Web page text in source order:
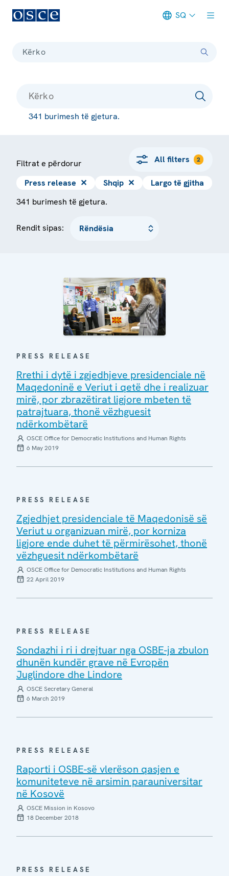
SQ
Kërko
341 burimesh të gjetura.
Filtrat e përdorur All filters 2
Press release ✕ Shqip ✕
Largo të gjitha
341 burimesh të gjetura.
Rendit sipas:
PRESS RELEASE
Rrethi i dytë i zgjedhjeve presidenciale në
Maqedoninë e Veriut i qetë dhe i realizuar
mirë, por zbrazëtirat ligjore mbeten të
patrajtuara, thonë vëzhguesit
ndërkombëtarë
OSCE Office for Democratic Institutions and Human Rights
6 May 2019
PRESS RELEASE
Zgjedhjet presidenciale të Maqedonisë së
Veriut u organizuan mirë, por korniza
ligjore ende duhet të përmirësohet, thonë
vëzhguesit ndërkombëtarë
OSCE Office for Democratic Institutions and Human Rights
22 April 2019
PRESS RELEASE
Sondazhi i ri i drejtuar nga OSBE-ja zbulon
dhunën kundër grave në Evropën
Juglindore dhe Lindore
OSCE Secretary General
6 March 2019
PRESS RELEASE
Raporti i OSBE-së vlerëson qasjen e
komuniteteve në arsimin parauniversitar
në Kosovë
OSCE Mission in Kosovo
18 December 2018
PRESS RELEASE